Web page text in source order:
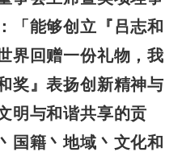
「能够创立『吕志和
界回赠一份礼物，我
奖』表扬创新精神与
明与和谐共享的贡
国籍丶地域丶文化和